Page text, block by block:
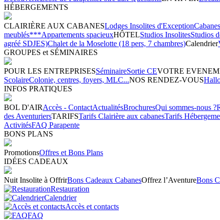
HÉBERGEMENTS
CLAIRIÈRE AUX CABANESLodges Insolites d'Exception
meublés***Appartements spacieuxHÔTELStudios InsolitesStudios
agréé SDJES)Chalet de la Moselotte (18 pers, 7 chambres)Calendrier
GROUPES et SÉMINAIRES
POUR LES ENTREPRISESSéminaireSortie CEVOTRE
ScolaireColonie, centres, foyers, MLC...NOS RENDEZ-VOUS
INFOS PRATIQUES
BOL D'AIRAccès - ContactActualitésBrochuresQui sommes-nous ?
des AventuriersTARIFSTarifs Clairière aux cabanesTarifs
ActivitésFAQ Parapente
BONS PLANS
PromotionsOffres et Bons Plans
IDÉES CADEAUX
Nuit Insolite à OffrirBons Cadeaux CabanesOffrez l’AventureBons
Restauration
Calendrier
Accès et contacts
FAQ